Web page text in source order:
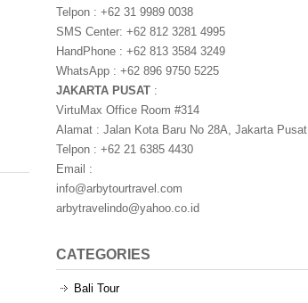
Telpon : +62 31 9989 0038
SMS Center: +62 812 3281 4995
HandPhone : +62 813 3584 3249
WhatsApp : +62 896 9750 5225
JAKARTA PUSAT :
VirtuMax Office Room #314
Alamat : Jalan Kota Baru No 28A, Jakarta Pusat
Telpon : +62 21 6385 4430
Email :
info@arbytourtravel.com
arbytravelindo@yahoo.co.id
CATEGORIES
Bali Tour